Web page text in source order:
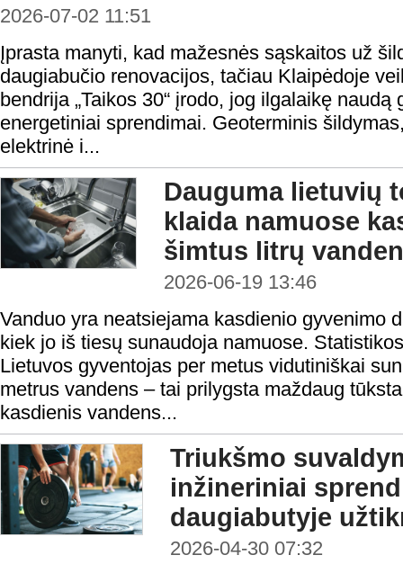
2026-07-02 11:51
Įprasta manyti, kad mažesnės sąskaitos už
daugiabučio renovacijos, tačiau Klaipėdoje
bendrija „Taikos 30“ įrodo, jog ilgalaikę
energetiniai sprendimai. Geoterminis
elektrinė i...
Dauguma lietuvių
klaida namuose
šimtus litrų
2026-06-19 13:46
Vanduo yra neatsiejama kasdienio gyvenimo
kiek jo iš tiesų sunaudoja namuose.
Lietuvos gyventojas per metus vidutiniškai
metrus vandens – tai prilygsta maždaug
kasdienis vandens...
Triukšmo
inžineriniai
daugiabutyje
2026-04-30 07:32